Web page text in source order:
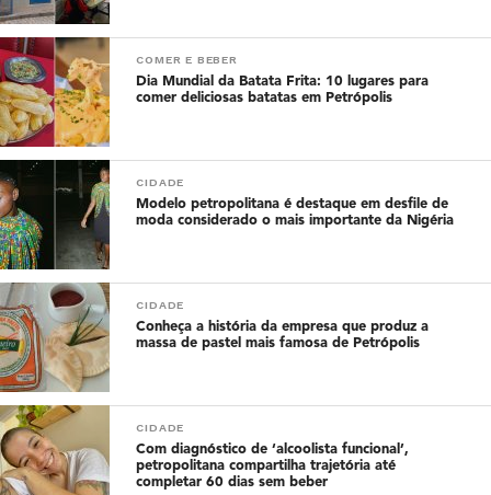
COMER E BEBER
Dia Mundial da Batata Frita: 10 lugares para
comer deliciosas batatas em Petrópolis
CIDADE
Modelo petropolitana é destaque em desfile de
moda considerado o mais importante da Nigéria
CIDADE
Conheça a história da empresa que produz a
massa de pastel mais famosa de Petrópolis
CIDADE
Com diagnóstico de ‘alcoolista funcional’,
petropolitana compartilha trajetória até
completar 60 dias sem beber